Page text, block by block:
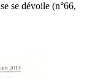
se dévoile (n°66,